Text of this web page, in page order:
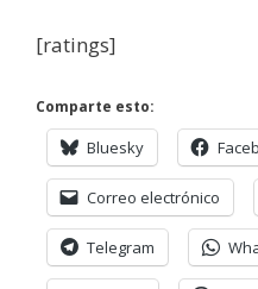
[ratings]
Comparte esto:
Bluesky
Correo electrónico
Telegram